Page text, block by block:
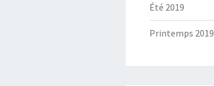
Été 2019
Printemps 2019